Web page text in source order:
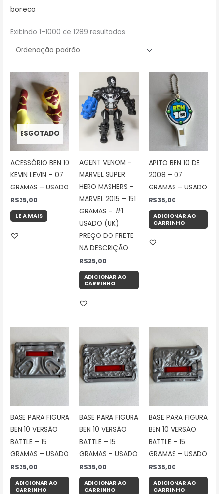
boneco
Exibindo 1–1000 de 1289 resultados
ESGOTADO
ACESSÓRIO BEN 10
KEVIN LEVIN – 07
GRAMAS – USADO
R$35,00
LEIA MAIS
AGENT VENOM -
MARVEL SUPER
HERO MASHERS –
MARVEL 2015 – 151
GRAMAS – #1
USADO (UK)
PREÇO DO FRETE
NA DESCRIÇÃO
R$25,00
ADICIONAR AO
CARRINHO
APITO BEN 10 DE
2008 – 07
GRAMAS – USADO
R$35,00
ADICIONAR AO
CARRINHO
BASE PARA FIGURA
BEN 10 VERSÃO
BATTLE – 15
GRAMAS – USADO
R$35,00
ADICIONAR AO
CARRINHO
BASE PARA FIGURA
BEN 10 VERSÃO
BATTLE – 15
GRAMAS – USADO
R$35,00
ADICIONAR AO
CARRINHO
BASE PARA FIGURA
BEN 10 VERSÃO
BATTLE – 15
GRAMAS – USADO
R$35,00
ADICIONAR AO
CARRINHO